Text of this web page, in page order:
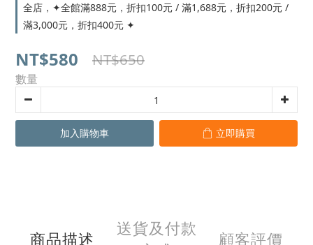
全店，✦全館滿888元，折扣100元 / 滿1,688元，折扣200元 /
滿3,000元，折扣400元 ✦
NT$580 NT$650
數量
加入購物車 立即購買
商品描述
送貨及付款
顧客評價